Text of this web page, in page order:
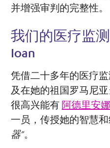
并增强审判的完整性。
我们的医疗监
Ioan
凭借二十多年的医疗
及在她的祖国罗马尼
很高兴能有 阿德里安
一员，传授她的智慧
器”。